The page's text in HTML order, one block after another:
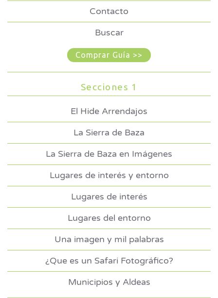
Contacto
Buscar
Comprar Guía >>
Secciones 1
El Hide Arrendajos
La Sierra de Baza
La Sierra de Baza en Imágenes
Lugares de interés y entorno
Lugares de interés
Lugares del entorno
Una imagen y mil palabras
¿Que es un Safari Fotográfico?
Municipios y Aldeas